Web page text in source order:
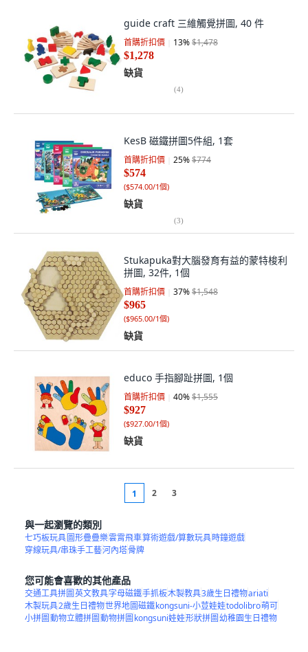
guide craft 三維觸覺拼圖, 40 件
首購折扣價 13%$1,478
$1,278
缺貨
(4)
KesB 磁鐵拼圖5件組, 1套
首購折扣價 25%$774
$574
($574.00/1個)
缺貨
(3)
Stukapuka對大腦發育有益的蒙特梭利
拼圖, 32件, 1個
首購折扣價 37%$1,548
$965
($965.00/1個)
缺貨
educo 手指腳趾拼圖, 1個
首購折扣價 40%$1,555
$927
($927.00/1個)
缺貨
1 2 3
與一起瀏覽的類別
七巧板玩具圖形疊疊樂雲霄飛車算術遊戲/算數玩具時鐘遊戲
穿線玩具/串珠手工藝河內塔骨牌
您可能會喜歡的其他產品
交通工具拼圖英文教具字母磁鐵手抓板木製教具3歲生日禮物ariati
木製玩具2歲生日禮物世界地圖磁鐵kongsuni-小荳娃娃todolibro萌可
小拼圖動物立體拼圖動物拼圖 kongsuni娃娃形狀拼圖幼稚園生日禮物